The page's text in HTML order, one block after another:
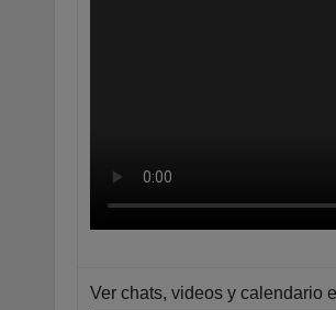
Ver chats, videos y calendario